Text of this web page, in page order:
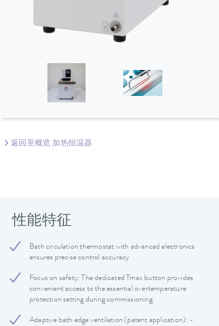
返回至概览 加热恒温器
性能特征
Bath circulation thermostat with advanced electronics
ensures precise control accuracy
Focus on safety: The dedicated Tmax button provides
convenient access to the essential overtemperature
protection setting during commissioning.
Adaptive bath edge ventilation (patent application): -